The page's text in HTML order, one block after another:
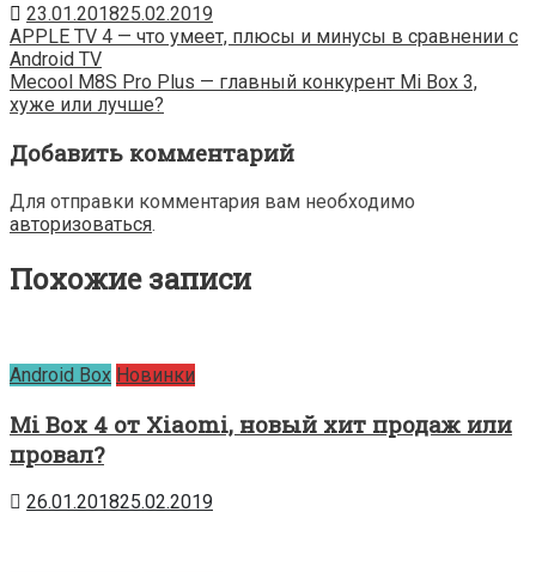
23.01.201825.02.2019
Навигация
по
записям
APPLE TV 4 — что умеет, плюсы и минусы в сравнении с
Android TV
Mecool M8S Pro Plus — главный конкурент Mi Box 3,
хуже или лучше?
Добавить комментарий
Для отправки комментария вам необходимо
авторизоваться.
Похожие записи
Android Box Новинки
Mi Box 4 от Xiaomi, новый хит продаж или
провал?
26.01.201825.02.2019